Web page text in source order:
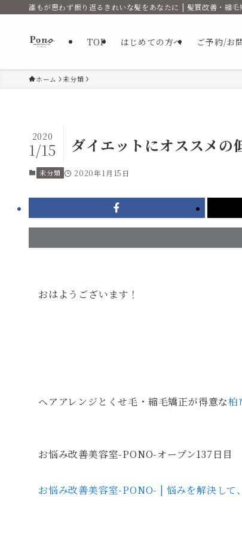
誰もが思わず振り返るきれいな髪をあなたに | 髪質改善・縮
TOP はじめての方へ ご予約/お
ホーム 未分類
ダイエットにオススメの
2020
1/15
未分類 2020年1月15日
おはようございます！
ヘアアレンジとくせ毛・縮毛矯正が得意な柏
お悩み改善美容室-PONO-オープン137日目
お悩み改善美容室-PONO- | 悩みを解決して